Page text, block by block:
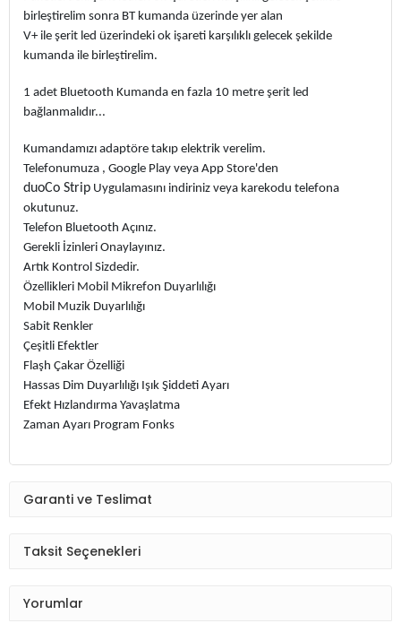
birleştirelim sonra BT kumanda üzerinde yer alan
V+ ile şerit led üzerindeki ok işareti karşılıklı gelecek şekilde
kumanda ile birleştirelim.
1 adet Bluetooth Kumanda en fazla 10 metre şerit led
bağlanmalıdır...
Kumandamızı adaptöre takıp elektrik verelim.
Telefonumuza , Google Play veya App Store'den
duoCo Strip Uygulamasını indiriniz veya karekodu telefona
okutunuz.
Telefon Bluetooth Açınız.
Gerekli İzinleri Onaylayınız.
Artık Kontrol Sizdedir.
Özellikleri Mobil Mikrefon Duyarlılığı
Mobil Muzik Duyarlılığı
Sabit Renkler
Çeşitli Efektler
Flaşh Çakar Özelliği
Hassas Dim Duyarlılığı Işık Şiddeti Ayarı
Efekt Hızlandırma Yavaşlatma
Zaman Ayarı Program Fonks
Garanti ve Teslimat
Taksit Seçenekleri
Yorumlar